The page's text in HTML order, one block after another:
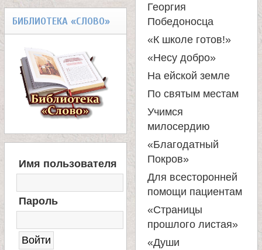
БИБЛИОТЕКА «СЛОВО»
Д
С
Имя пользователя
Пароль
Георгия
Победоносца
«К школе готов!»
«Несу добро»
На ейской земле
По святым местам
Учимся
милосердию
«Благодатный
Покров»
Для всесторонней
помощи пациентам
«Страницы
прошлого листая»
«Души